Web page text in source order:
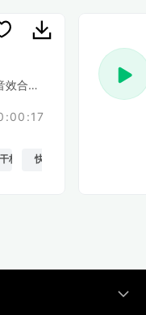
效合集,欢呼和鼓掌,大大小
干杯 快乐的